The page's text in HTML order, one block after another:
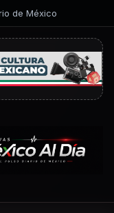
de México